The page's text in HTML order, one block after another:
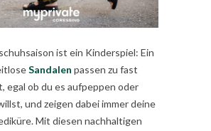
ist ein Kinderspiel: Ein
Sandalen passen zu fast
egal ob du es aufpeppen oder
und zeigen dabei immer deine
Mit diesen nachhaltigen